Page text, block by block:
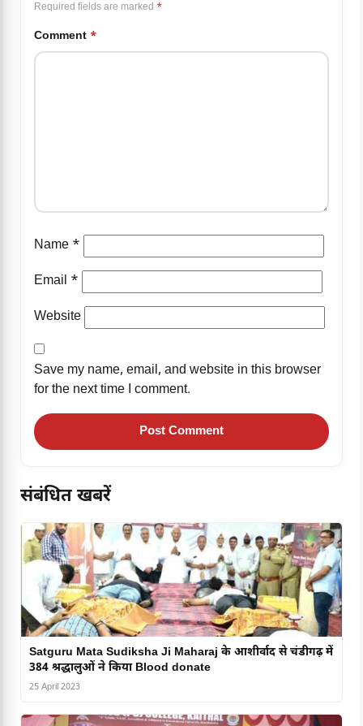
Required fields are marked *
Comment *
Name *
Email *
Website
Save my name, email, and website in this browser
for the next time I comment.
संबंधित खबरें
Satguru Mata Sudiksha Ji Maharaj के आशीर्वाद से चंडीगढ़ में
384 श्रद्धालुओं ने किया Blood donate
25 April 2023